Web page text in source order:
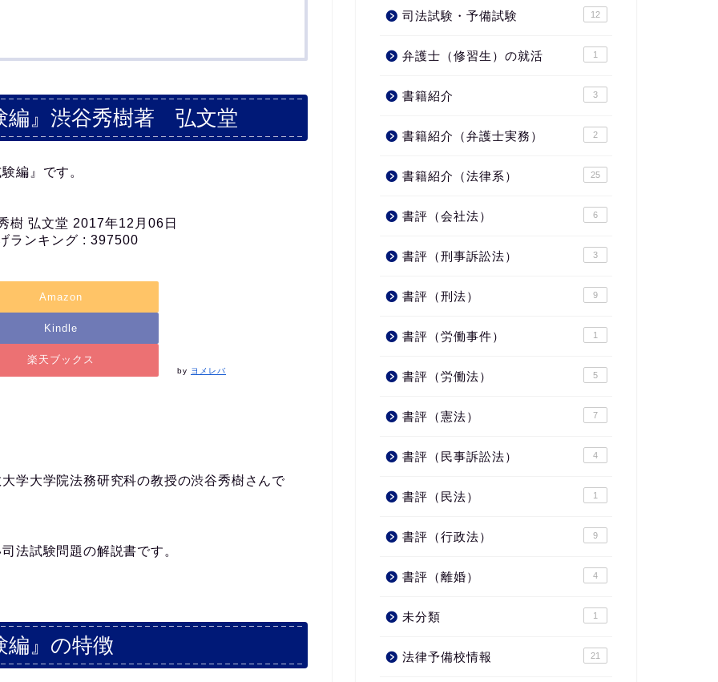
』渋谷秀樹著 弘文堂
編』です。
弘文堂 2017年12月06日
ランキング : 397500
Amazon
Kindle
楽天ブックス
by ヨメレバ
学大学院法務研究科の教授の渋谷秀樹さんで
法試験問題の解説書です。
』の特徴
司法試験・予備試験 12
弁護士（修習生）の就活 1
書籍紹介 3
書籍紹介（弁護士実務） 2
書籍紹介（法律系） 25
書評（会社法） 6
書評（刑事訴訟法） 3
書評（刑法） 9
書評（労働事件） 1
書評（労働法） 5
書評（憲法） 7
書評（民事訴訟法） 4
書評（民法） 1
書評（行政法） 9
書評（離婚） 4
未分類 1
法律予備校情報 21